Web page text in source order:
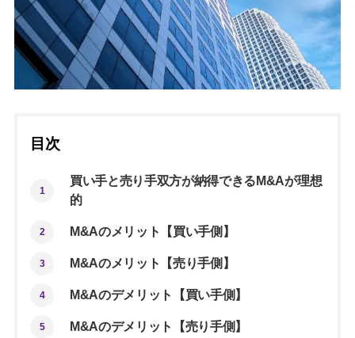
目次
1
買い手と売り手双方が納得できるM&Aが理想
的
2 M&Aのメリット【買い手側】
3 M&Aのメリット【売り手側】
4 M&Aのデメリット【買い手側】
5 M&Aのデメリット【売り手側】